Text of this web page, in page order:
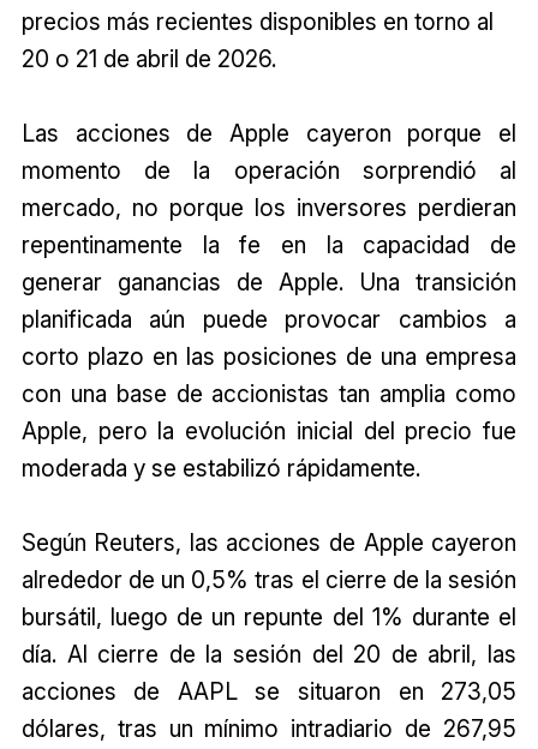
precios más recientes disponibles en torno al
20 o 21 de abril de 2026.
Las acciones de Apple cayeron porque el
momento de la operación sorprendió al
mercado, no porque los inversores perdieran
repentinamente la fe en la capacidad de
generar ganancias de Apple. Una transición
planificada aún puede provocar cambios a
corto plazo en las posiciones de una empresa
con una base de accionistas tan amplia como
Apple, pero la evolución inicial del precio fue
moderada y se estabilizó rápidamente.
Según Reuters, las acciones de Apple cayeron
alrededor de un 0,5% tras el cierre de la sesión
bursátil, luego de un repunte del 1% durante el
día. Al cierre de la sesión del 20 de abril, las
acciones de AAPL se situaron en 273,05
dólares, tras un mínimo intradiario de 267,95